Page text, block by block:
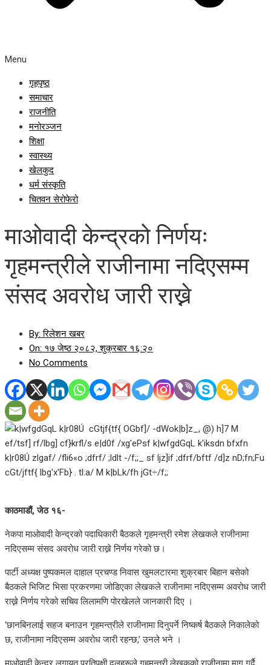
Menu
गृहपृष्ठ
समाचार
राजनीति
मनोरञ्जन
शिक्षा
स्वास्थ्य
खेलकुद
धर्म संस्कृति
चितवन सेरोफेरो
माओवादी केन्द्रको निर्णयः
गृहमन्त्रीले राजीनामा नदिएसम्म
संसद अवरोध जारी राख्ने
By: रिलेशन खबर
On: १७ जेष्ठ २०८२, शुक्रबार १६:२०
No Comments
काठमाडौं, जेठ १६-
नेकपा माओवादी केन्द्रको पदाधिकारी बैठकले गृहमन्त्री रमेश लेखकले राजीनामा
नदिएसम्म संसद अवरोध जारी राख्ने निर्णय गरेको छ।
पार्टी अध्यक्ष पुष्पकमल दाहाल प्रचण्ड निवास खुमलटारमा शुक्रबार बिहान बसेको
बैठकले भिजिट भिसा प्रकरणमा जोडिएका लेखकले राजीनामा नदिएसम्म अवरोध जारी
राख्ने निर्णय गरेको सचिव लिलामणि पोरखेलले जानकारी दिए ।
‘छानबिनलाई सहज बनाउन गृहमन्त्रीले राजीनामा दिनुपर्ने निष्कर्ष बैठकले निकालेको
छ, राजीनामा नदिएसम्म अवरोध जारी रहन्छ,’ उनले भने ।